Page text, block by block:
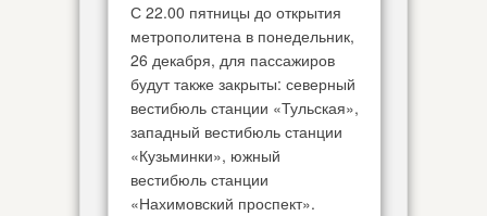
С 22.00 пятницы до открытия
метрополитена в понедельник,
26 декабря, для пассажиров
будут также закрыты: северный
вестибюль станции «Тульская»,
западный вестибюль станции
«Кузьминки», южный
вестибюль станции
«Нахимовский проспект».